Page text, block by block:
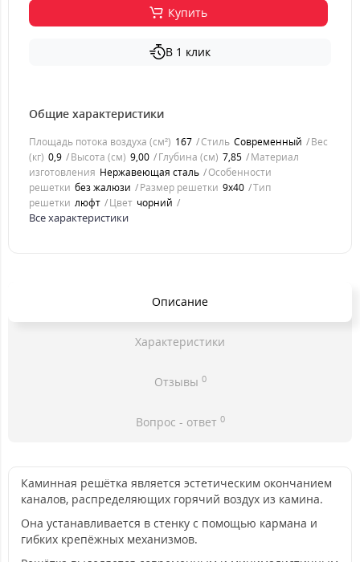
Купить
В 1 клик
Общие характеристики
Площадь потока воздуха (см²) 167 Стиль Современный
Вес
(кг) 0,9 Высота (см) 9,00 Глубина (см) 7,85
Материал
изготовления Нержавеющая сталь
Особенности
решетки без жалюзи Размер решетки 9x40
Тип
решетки люфт Цвет чорний
Все характеристики
Описание
Характеристики
Отзывы 0
Вопрос - ответ 0
Каминная решётка является эстетическим окончанием
каналов, распределяющих горячий воздух из камина.
Она устанавливается в стенку с помощью кармана и
гибких крепёжных механизмов.